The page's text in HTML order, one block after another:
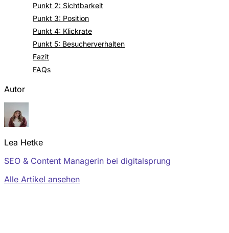
Punkt 2: Sichtbarkeit
Punkt 3: Position
Punkt 4: Klickrate
Punkt 5: Besucherverhalten
Fazit
FAQs
Autor
Lea Hetke
SEO & Content Managerin bei digitalsprung
Alle Artikel ansehen